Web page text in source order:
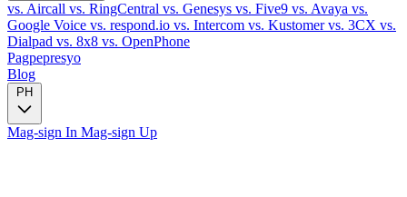
vs. Aircall vs. RingCentral vs. Genesys vs. Five9 vs. Avaya vs.
Google Voice vs. respond.io vs. Intercom vs. Kustomervs. 3CX vs.
Dialpad vs. 8x8 vs. OpenPhone
Pagpepresyo
Blog
PH
Mag-sign In Mag-sign Up